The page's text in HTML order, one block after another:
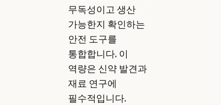
무독성이고 생산
가능한지 확인하는
안전 도구를
통합합니다. 이
역량은 신약 발견과
재료 연구에
필수적입니다.